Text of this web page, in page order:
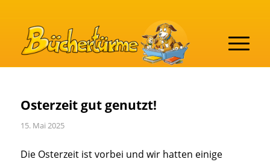
Osterzeit gut genutzt!
15. Mai 2025
Die Osterzeit ist vorbei und wir hatten einige